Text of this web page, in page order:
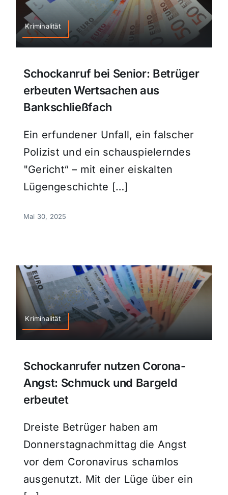
Kriminalität
Schockanruf bei Senior: Betrüger
erbeuten Wertsachen aus
Bankschließfach
Ein erfundener Unfall, ein falscher
Polizist und ein schauspielerndes
"Gericht“ – mit einer eiskalten
Lügengeschichte […]
Mai 30, 2025
Kriminalität
Schockanrufer nutzen Corona-
Angst: Schmuck und Bargeld
erbeutet
Dreiste Betrüger haben am
Donnerstagnachmittag die Angst
vor dem Coronavirus schamlos
ausgenutzt. Mit der Lüge über ein